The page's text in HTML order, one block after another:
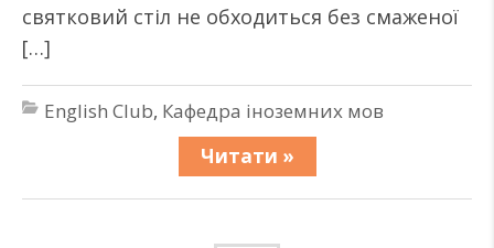
святковий стіл не обходиться без смаженої
[…]
English Club, Кафедра іноземних мов
Читати »